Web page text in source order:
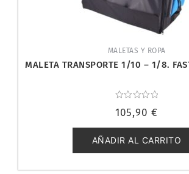
MALETAS Y ROPA
MALETA TRANSPORTE 1/10 – 1/8.
con
de
5
105,90 €
AÑADIR AL CARRITO